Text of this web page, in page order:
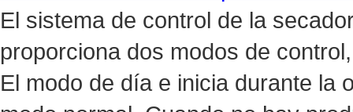
El sistema de control de la
proporciona dos modos de
El modo de día e inicia durante la